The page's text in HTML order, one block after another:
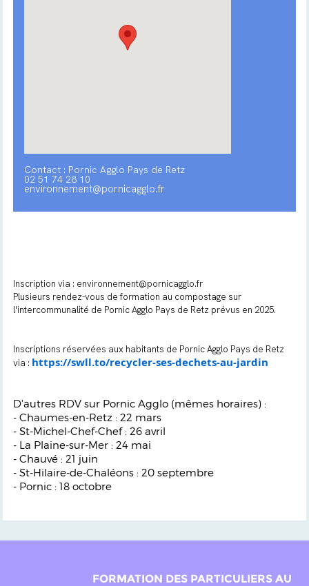
Contact : Pornic Agglo Pays de Retz
02 51 74 28 10
environnement@pornicagglo.fr
Inscription via : environnement@pornicagglo.fr
Plusieurs rendez-vous de formation au compostage sur
l'intercommunalité de Pornic Agglo Pays de Retz prévus en 2025.
Inscriptions réservées aux habitants de Pornic Agglo Pays de Retz
via : https://swll.to/recycler-ses-dechets-au-jardin
D'autres RDV sur Pornic Agglo (mêmes horaires) :
- Chaumes-en-Retz : 22 mars
- St-Michel-Chef-Chef : 26 avril
- La Plaine-sur-Mer : 24 mai
- Chauvé : 21 juin
- St-Hilaire-de-Chaléons : 20 septembre
- Pornic : 18 octobre
FORMATION DES PARTICULIERS AU